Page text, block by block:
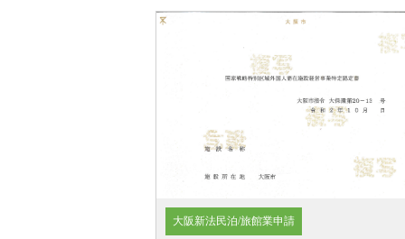
大阪新法民泊/旅館業申請